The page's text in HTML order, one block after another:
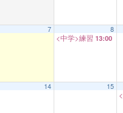
7 8
<中学>練習 13:00
14 15